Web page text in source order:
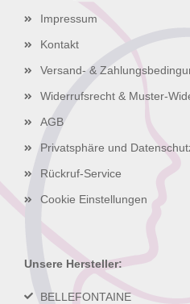
Impressum
Kontakt
Versand- &
Widerrufsrecht & Muster-
AGB
Privatsphäre und
Rückruf-Service
Cookie Einstellungen
Unsere Hersteller:
BELLEFONTAINE